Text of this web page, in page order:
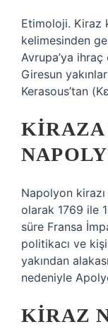
Etimoloji. Kiraz
kelimesinden
Avrupa’ya ihraç
Giresun
Kerasous’tan
KIRAZA
Napolyon
olarak 1769 ile
süre Fransa
politikacı ve
yakından
nedeniyle
KIRAZ